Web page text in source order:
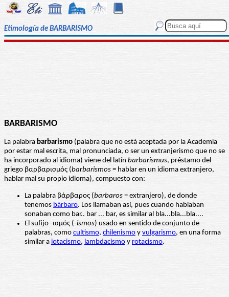
Etimología de BARBARISMO
BARBARISMO
La palabra barbarismo (palabra que no está aceptada por la Academia
por estar mal escrita, mal pronunciada, o ser un extranjerismo que no se
ha incorporado al idioma) viene del latín barbarismus, préstamo del
griego βαρβαρισμός (barbarismos = hablar en un idioma extranjero,
hablar mal su propio idioma), compuesto con:
La palabra βάρβαρος (barbaros = extranjero), de donde
tenemos bárbaro. Los llamaban así, pues cuando hablaban
sonaban como bar.. bar ... bar, es similar al bla...bla...bla....
El sufijo -ισμός (-ismos) usado en sentido de conjunto de
palabras, como cultismo, chilenismo y vulgarismo, en una forma
similar a iotacismo, lambdacismo y rotacismo.